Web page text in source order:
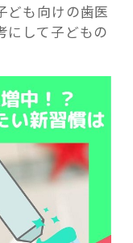
ども向けの歯医
にして子どもの